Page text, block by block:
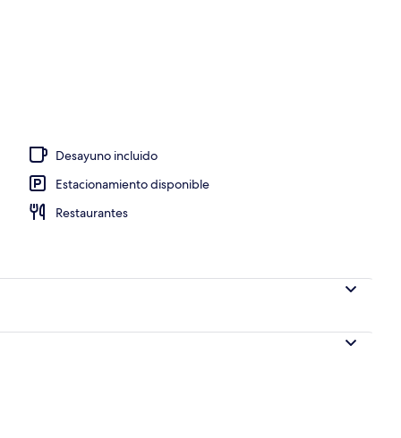
Desayuno incluido
Estacionamiento disponible
Restaurantes